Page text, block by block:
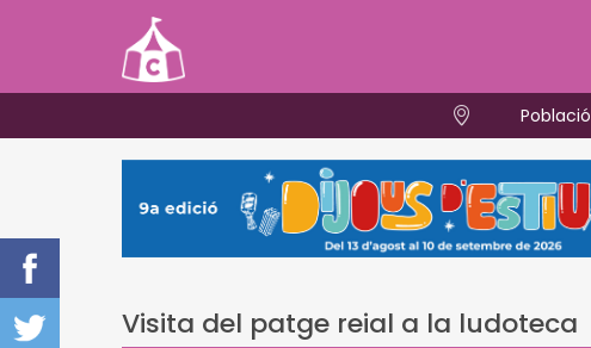
Població
Visita del patge reial a la ludoteca